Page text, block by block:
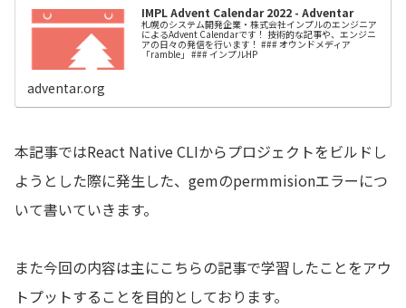
IMPL Advent Calendar 2022 - Adventar
札幌のシステム開発企業・株式会社インプルのエンジニア
によるAdvent Calendarです！ 技術的な記事や、エンジニ
アの日々の発信を行います！ ### オウンドメディア
「ramble」 ### インプルHP
adventar.org
本記事ではReact Native CLIからプロジェクトをビルドし
ようとした際に発生した、gemのpermmisionエラーにつ
いて書いていきます。
また今回の内容は主にこちらの記事で学習したことをアウ
トプットすることを目的としております。